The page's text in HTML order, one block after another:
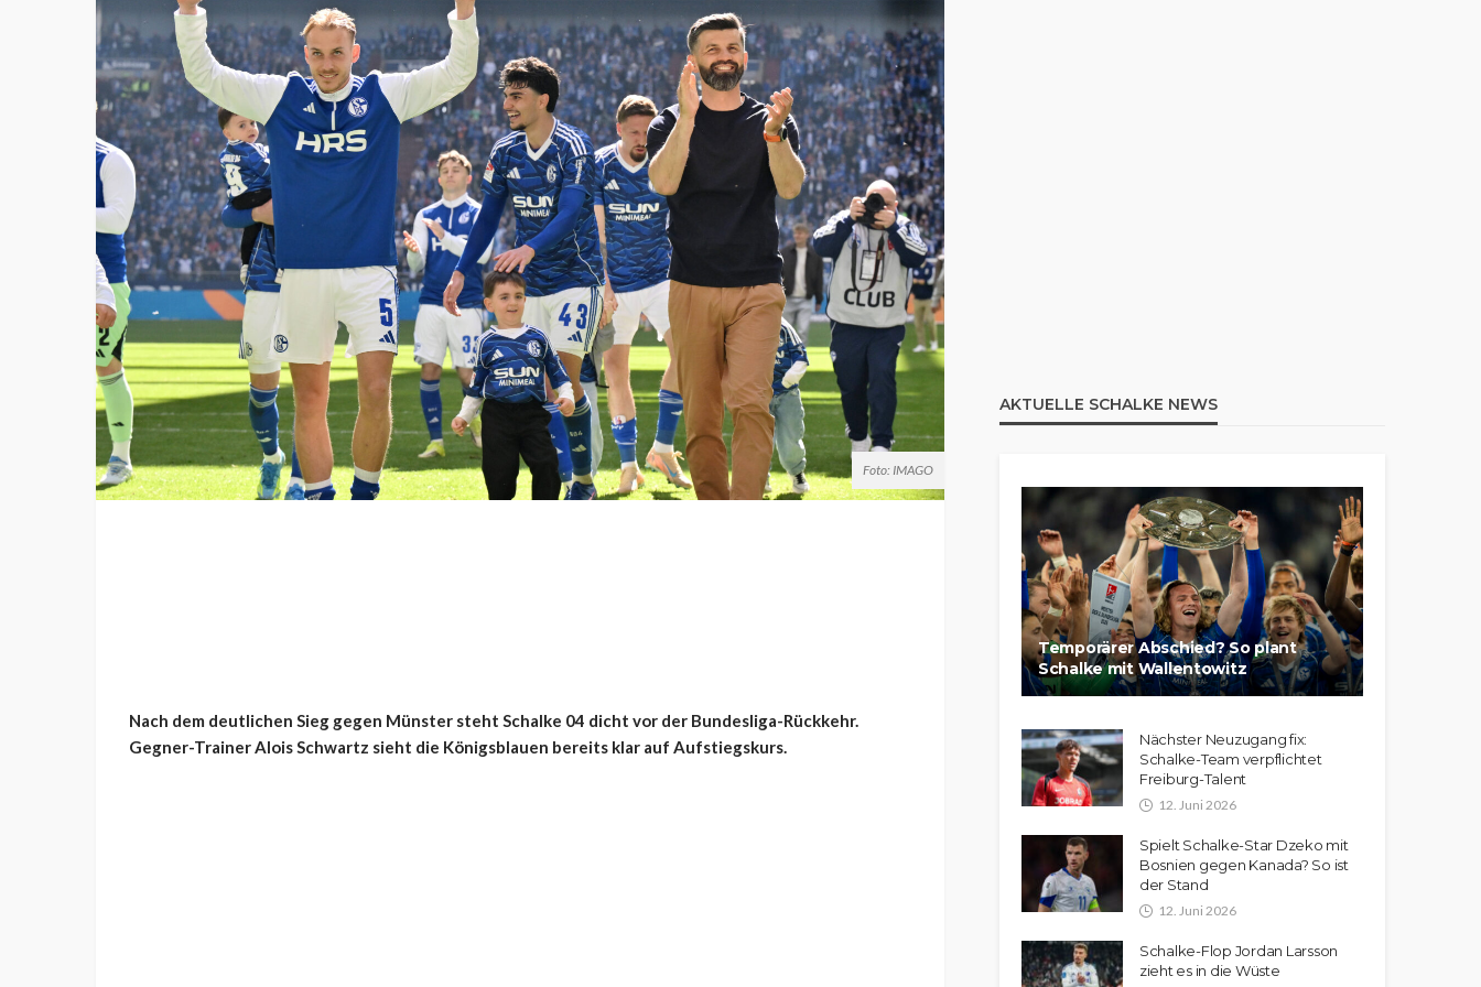
Foto: IMAGO
Nach dem deutlichen Sieg gegen Münster steht Schalke 04 dicht vor der Bundesliga-Rückkehr.
Gegner-Trainer Alois Schwartz sieht die Königsblauen bereits klar auf Aufstiegskurs.
AKTUELLE SCHALKE NEWS
Temporärer Abschied? So plant
Schalke mit Wallentowitz
Nächster Neuzugang fix:
Schalke-Team verpflichtet
Freiburg-Talent
12. Juni 2026
Spielt Schalke-Star Dzeko mit
Bosnien gegen Kanada? So ist
der Stand
12. Juni 2026
Schalke-Flop Jordan Larsson
zieht es in die Wüste